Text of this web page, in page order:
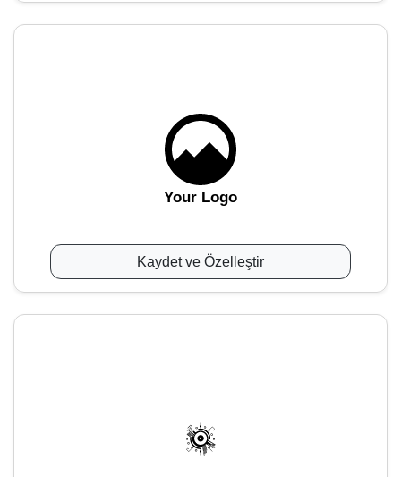
Your Logo
Kaydet ve Özelleştir